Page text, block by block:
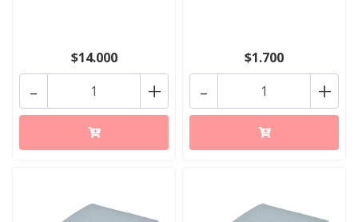
$14.000
+
-
$1.700
+
-